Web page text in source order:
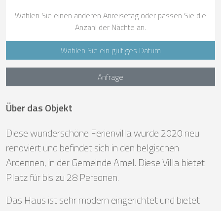
Wählen Sie einen anderen Anreisetag oder passen Sie die
Anzahl der Nächte an.
Wählen Sie ein gültiges Datum
Anfrage
Über das Objekt
Diese wunderschöne Ferienvilla wurde 2020 neu
renoviert und befindet sich in den belgischen
Ardennen, in der Gemeinde Amel. Diese Villa bietet
Platz für bis zu 28 Personen.
Das Haus ist sehr modern eingerichtet und bietet